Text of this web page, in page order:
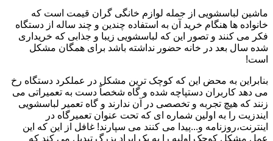
ماشین لباسشویی از جمله لوازم خانگی گران قیمت است که
خانواده ها هنگام خرید آن به استفاده چندین و چند ساله از دستگاه
فکر می کنند و تصور این که لباسشویی زیبا و جذابی که خریداری
شده سال بعد در خانه حضور نداشته باشد برای همگان مشکل
است!
بنابراین به محض این که کوچک ترین مشکل در عملکرد دستگاه رخ
می دهد کاربران دستپاچه شده و گاه شخصاً دست به تعمیراتی می
زنند که هیچ تجربه و تخصصی در آن ندارند و گاه تعمیر لباسشویی
ایندزیت را به اولین شماره ای که تحت عنوان تعمیرگاه در
اینترنت،روزنامه و...پیدا می کنند می سپارند! غافل از این که این
عمل مشکل کوچک اولیه را به یک ایراد بزرگ تبدیل می کند که